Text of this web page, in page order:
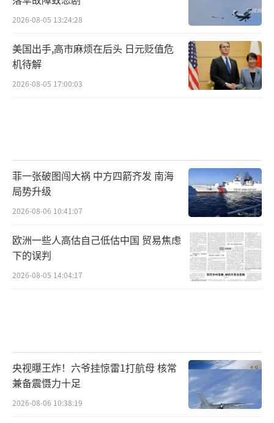
2026-08-05 13:24:28
美国出手,高市麻烦在后头 日元贬值危
机待解
2026-08-05 17:00:03
菲一张破图闯大祸 中方四箭齐发 南海
局势升级
2026-08-06 10:41:07
欧洲一些人高估自己低估中国 贸易焦虑
下的误判
2026-08-05 14:04:17
央视曝王炸！六爷挂惊雷1打航母 核常
兼备震慑力十足
2026-08-06 10:38:19